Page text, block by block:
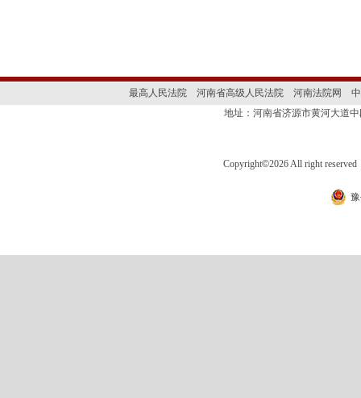
最高人民法院 河南省高级人民法院 河南法院网
地址：河南省济源市黄河大道
Copyright©2026 All right